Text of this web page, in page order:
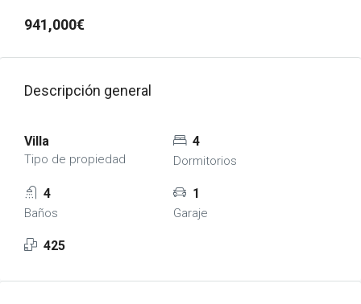
941,000€
Descripción general
Villa
Tipo de propiedad
4
Dormitorios
4
Baños
1
Garaje
425